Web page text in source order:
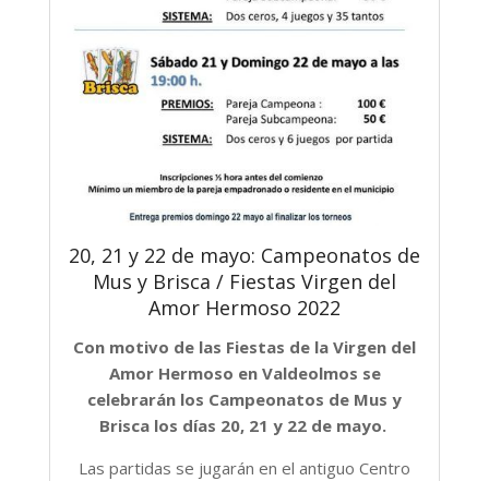
20, 21 y 22 de mayo: Campeonatos de
Mus y Brisca / Fiestas Virgen del
Amor Hermoso 2022
Con motivo de las Fiestas de la Virgen del
Amor Hermoso en Valdeolmos se
celebrarán los Campeonatos de Mus y
Brisca los días 20, 21 y 22 de mayo.
Las partidas se jugarán en el antiguo Centro